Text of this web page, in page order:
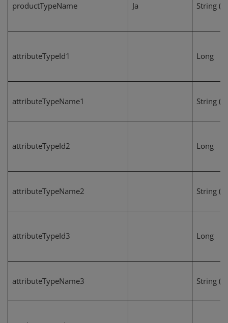
productTypeName Ja String
attributeTypeId1 Long
attributeTypeName1 String
attributeTypeId2 Long
attributeTypeName2 String
attributeTypeId3 Long
attributeTypeName3 String